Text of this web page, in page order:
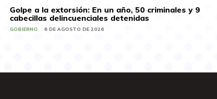
Golpe a la extorsión: En un año, 50 criminales y 9
cabecillas delincuenciales detenidas
GOBIERNO 6 DE AGOSTO DE 2026